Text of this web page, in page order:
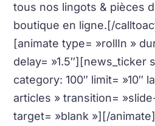
tous nos lingots & pièces
boutique en ligne.[/
[animate type= »rollIn »
delay= »1.5″][news_ticker
category: 100″ limit= »10″
articles » transition=
target= »blank »][/